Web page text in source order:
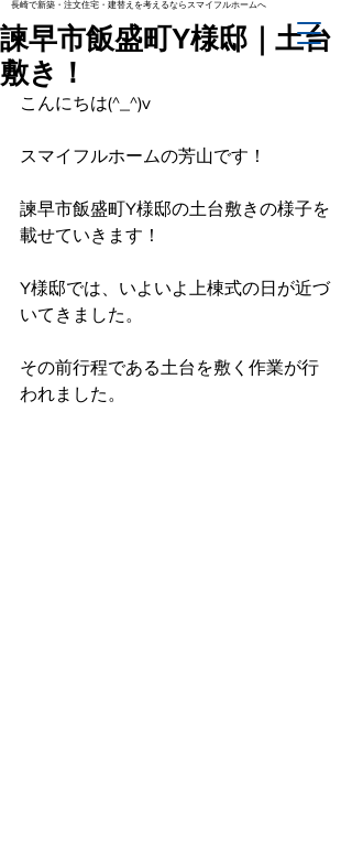
長崎で新築・注文住宅・建替えを考えるならスマイフルホームへ
諫早市飯盛町Y様邸｜土台
敷き！
こんにちは(^_^)v
スマイフルホームの芳山です！
諫早市飯盛町Y様邸の土台敷きの様子を
載せていきます！
Y様邸では、いよいよ上棟式の日が近づ
いてきました。
その前行程である土台を敷く作業が行
われました。